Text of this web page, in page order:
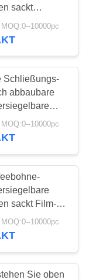
10
sackt
überzogene
10000pc
Schließungs-
abbaubare
freundliche
10000pc
sackt Film-
des Al-8oz mit
ein
10000pc
Sie oben